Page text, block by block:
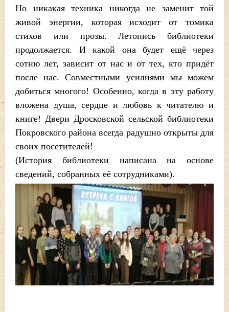
Но никакая техника никогда не заменит той
живой энергии, которая исходит от томика
стихов или прозы. Летопись библиотеки
продолжается. И какой она будет ещё через
сотню лет, зависит от нас и от тех, кто придёт
после нас. Совместными усилиями мы можем
добиться многого! Особенно, когда в эту работу
вложена душа, сердце и любовь к читателю и
книге! Двери Дросковской сельской библиотеки
Покровского района всегда радушно открыты для
своих посетителей!
(История библиотеки написана на основе
сведений, собранных её сотрудниками).